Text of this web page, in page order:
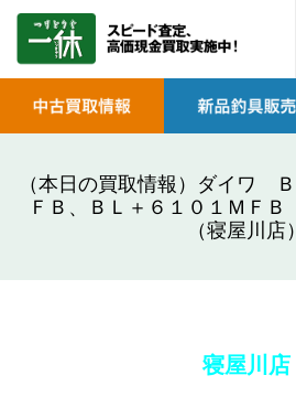
（本日の買取情報）ダイワ
ＦＢ、ＢＬ＋６１０１ＭＦ
（寝屋川店）
寝屋川店